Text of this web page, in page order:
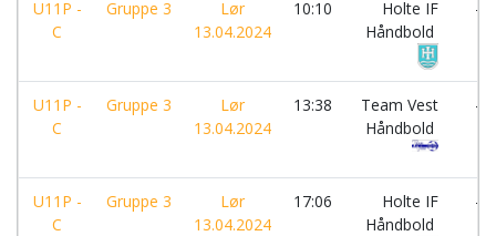
U11P -
C
Gruppe 3
Lør
13.04.2024
10:10
Holte IF
Håndbold
-
U11P -
C
Gruppe 3
Lør
13.04.2024
13:38
Team Vest
Håndbold
-
U11P -
C
Gruppe 3
Lør
13.04.2024
17:06
Holte IF
Håndbold
-